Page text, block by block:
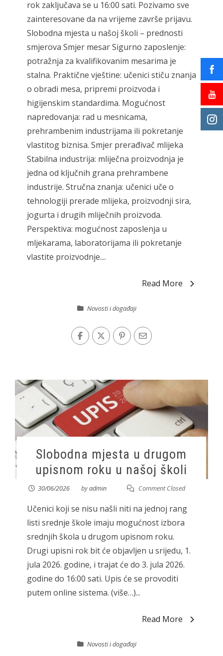
rok zaključava se u 16:00 sati. Pozivamo sve
zainteresovane da na vrijeme završe prijavu.
Slobodna mjesta u našoj školi – prednosti
smjerova Smjer mesar Sigurno zaposlenje:
potražnja za kvalifikovanim mesarima je
stalna. Praktične vještine: učenici stiču znanja
o obradi mesa, pripremi proizvoda i
higijenskim standardima. Mogućnost
napredovanja: rad u mesnicama,
prehrambenim industrijama ili pokretanje
vlastitog biznisa. Smjer prerađivač mlijeka
Stabilna industrija: mliječna proizvodnja je
jedna od ključnih grana prehrambene
industrije. Stručna znanja: učenici uče o
tehnologiji prerade mlijeka, proizvodnji sira,
jogurta i drugih mliječnih proizvoda.
Perspektiva: mogućnost zaposlenja u
mljekarama, laboratorijama ili pokretanje
vlastite proizvodnje....
Read More
Novosti i događaji
Slobodna mjesta u drugom
upisnom roku u našoj školi
30/06/2026 byadmin Comment Closed
Učenici koji se nisu našli niti na jednoj rang
listi srednje škole imaju mogućnost izbora
srednjih škola u drugom upisnom roku.
Drugi upisni rok bit će objavljen u srijedu, 1.
jula 2026. godine, i trajat će do 3. jula 2026.
godine do 16:00 sati. Upis će se provoditi
putem online sistema. (više…)...
Read More
Novosti i događaji